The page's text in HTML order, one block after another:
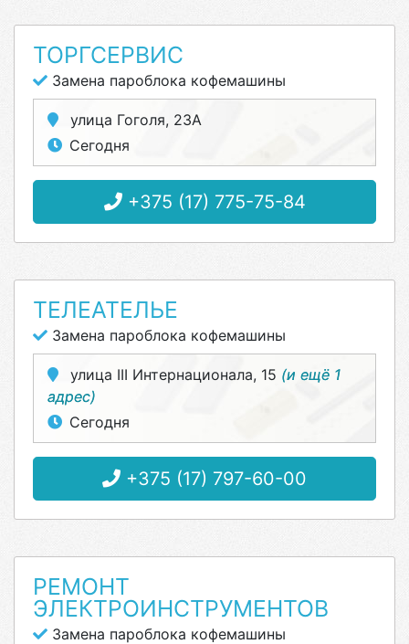
ТОРГСЕРВИС
Замена пароблока кофемашины
улица Гоголя, 23А
Сегодня
+375 (17) 775-75-84
ТЕЛЕАТЕЛЬЕ
Замена пароблока кофемашины
улица III Интернационала, 15 (и ещё 1
адрес)
Сегодня
+375 (17) 797-60-00
РЕМОНТ
ЭЛЕКТРОИНСТРУМЕНТОВ
Замена пароблока кофемашины